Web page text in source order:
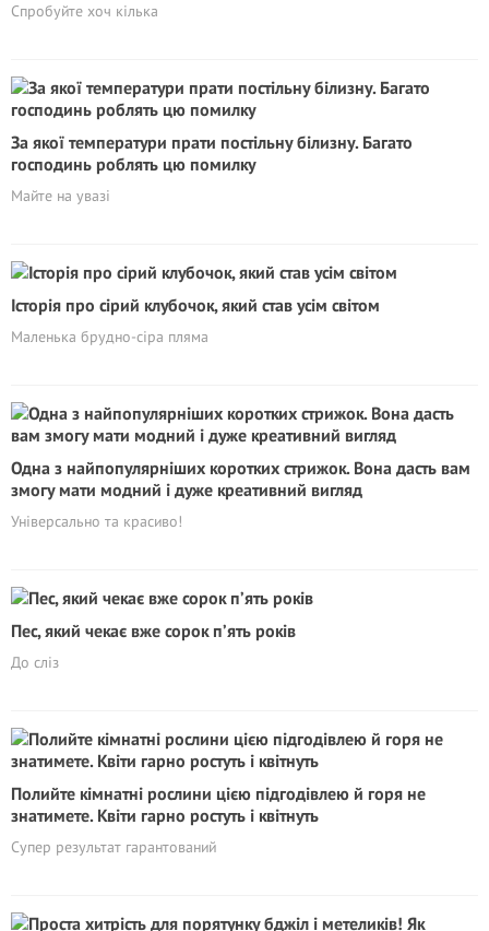
Спробуйте хоч кілька
За якої температури прати постільну білизну. Багато
господинь роблять цю помилку
Майте на увазі
Історія про сірий клубочок, який став усім світом
Маленька брудно-сіра пляма
Одна з найпопулярніших коротких стрижок. Вона дасть вам
змогу мати модний і дуже креативний вигляд
Універсально та красиво!
Пес, який чекає вже сорок п’ять років
До сліз
Полийте кімнатні рослини цією підгодівлею й горя не
знатимете. Квіти гарно ростуть і квітнуть
Супер результат гарантований